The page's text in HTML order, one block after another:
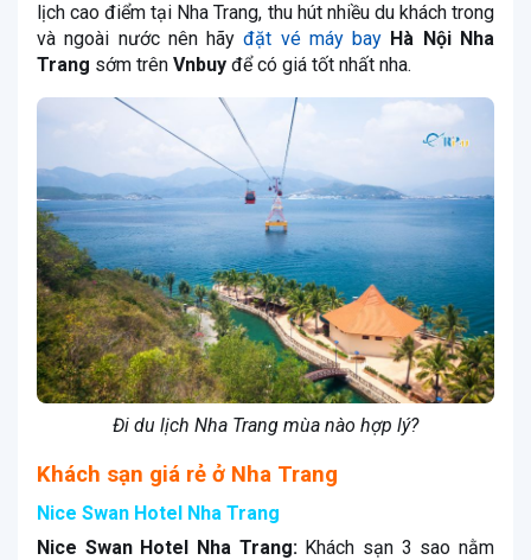
lịch cao điểm tại Nha Trang, thu hút nhiều du khách trong
và ngoài nước nên hãyđặt vé máy bay Hà Nội Nha
Trang sớm trên Vnbuy để có giá tốt nhất nha.
Đi du lịch Nha Trang mùa nào hợp lý?
Khách sạn giá rẻ ở Nha Trang
Nice Swan Hotel Nha Trang
Nice Swan Hotel Nha Trang:Khách sạn 3 sao nằm